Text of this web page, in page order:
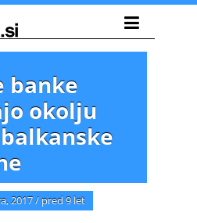
banke
okolju
2017/ pred 9 let